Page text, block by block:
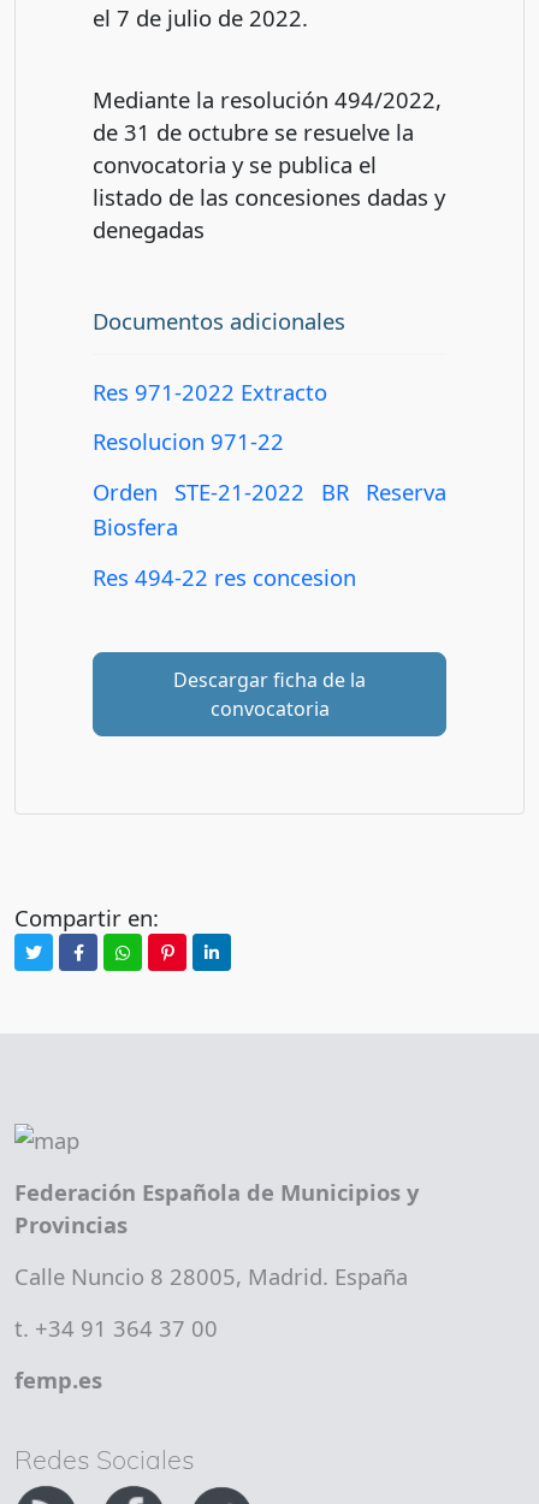
el 7 de julio de 2022.
Mediante la resolución 494/2022,
de 31 de octubre se resuelve la
convocatoria y se publica el
listado de las concesiones dadas y
denegadas
Documentos adicionales
Res 971-2022 Extracto
Resolucion 971-22
Orden STE-21-2022 BR Reserva
Biosfera
Res 494-22 res concesion
Descargar ficha de la
convocatoria
Compartir en:
Federación Española de Municipios y
Provincias
Calle Nuncio 8 28005, Madrid. España
t. +34 91 364 37 00
femp.es
Redes Sociales